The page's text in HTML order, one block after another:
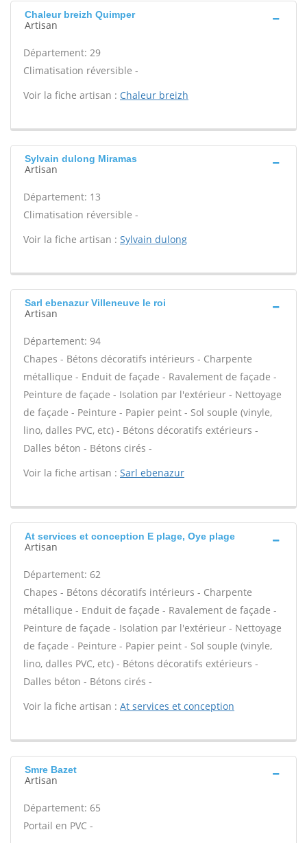
Chaleur breizh Quimper
Artisan
Département: 29
Climatisation réversible -
Voir la fiche artisan : Chaleur breizh
Sylvain dulong Miramas
Artisan
Département: 13
Climatisation réversible -
Voir la fiche artisan : Sylvain dulong
Sarl ebenazur Villeneuve le roi
Artisan
Département: 94
Chapes - Bétons décoratifs intérieurs - Charpente
métallique - Enduit de façade - Ravalement de façade -
Peinture de façade - Isolation par l'extérieur - Nettoyage
de façade - Peinture - Papier peint - Sol souple (vinyle,
lino, dalles PVC, etc) - Bétons décoratifs extérieurs -
Dalles béton - Bétons cirés -
Voir la fiche artisan : Sarl ebenazur
At services et conception E plage, Oye plage
Artisan
Département: 62
Chapes - Bétons décoratifs intérieurs - Charpente
métallique - Enduit de façade - Ravalement de façade -
Peinture de façade - Isolation par l'extérieur - Nettoyage
de façade - Peinture - Papier peint - Sol souple (vinyle,
lino, dalles PVC, etc) - Bétons décoratifs extérieurs -
Dalles béton - Bétons cirés -
Voir la fiche artisan : At services et conception
Smre Bazet
Artisan
Département: 65
Portail en PVC -